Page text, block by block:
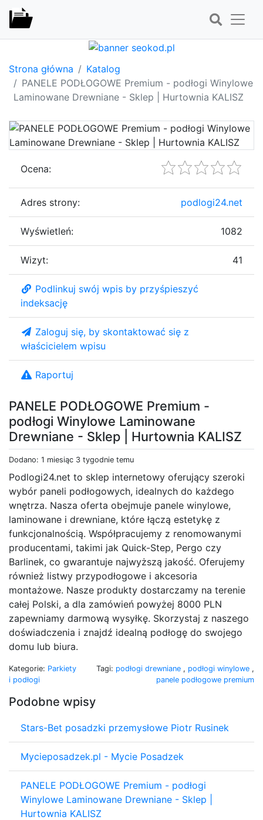
Strona główna
Katalog
PANELE PODŁOGOWE Premium - podłogi Winylowe
Laminowane Drewniane - Sklep | Hurtownia KALISZ
PANELE PODŁOGOWE Premium -
podłogi Winylowe Laminowane
Drewniane - Sklep | Hurtownia KALISZ
Dodano: 1 miesiąc 3 tygodnie temu
Podlogi24.net to sklep internetowy oferujący szeroki
wybór paneli podłogowych, idealnych do każdego
wnętrza. Nasza oferta obejmuje panele winylowe,
laminowane i drewniane, które łączą estetykę z
funkcjonalnością. Współpracujemy z renomowanymi
producentami, takimi jak Quick-Step, Pergo czy
Barlinek, co gwarantuje najwyższą jakość. Oferujemy
również listwy przypodłogowe i akcesoria
montażowe. Nasze produkty dostarczamy na terenie
całej Polski, a dla zamówień powyżej 8000 PLN
zapewniamy darmową wysyłkę. Skorzystaj z naszego
doświadczenia i znajdź idealną podłogę do swojego
domu lub biura.
Kategorie: Parkiety
i podłogi
Tagi: podłogi drewniane , podłogi winylowe ,
panele podłogowe premium
Podobne wpisy
Stars-Bet posadzki przemysłowe Piotr Rusinek
Mycieposadzek.pl - Mycie Posadzek
PANELE PODŁOGOWE Premium - podłogi
Winylowe Laminowane Drewniane - Sklep |
Hurtownia KALISZ
Ocena:
Adres strony: podlogi24.net
Wyświetleń: 1082
Wizyt: 41
Podlinkuj swój wpis by przyśpieszyć
indeksację
Zaloguj się, by skontaktować się z
właścicielem wpisu
Raportuj